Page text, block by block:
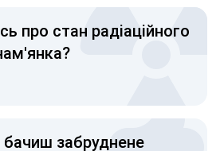
про стан радіаційного
забруднене